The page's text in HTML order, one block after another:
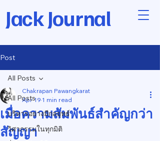
Jack Journal
Post
All Posts
บริหารอย่างมีกลยุทธ์
วิศวกรรมในทุกมิติ
All Posts
เมื่อความสัมพันธ์สำคัญกว่า
สัญญา
Chakrapan Pawangkarat
Apr 19 1 min read